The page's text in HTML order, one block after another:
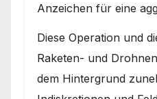
Anzeichen für eine
Diese Operation und
Raketen- und
dem Hintergrund